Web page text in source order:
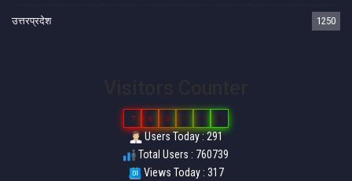
उत्तरप्रदेश 1250
7 6 0 7 3 9
Users Today : 291
Total Users : 760739
Views Today : 317